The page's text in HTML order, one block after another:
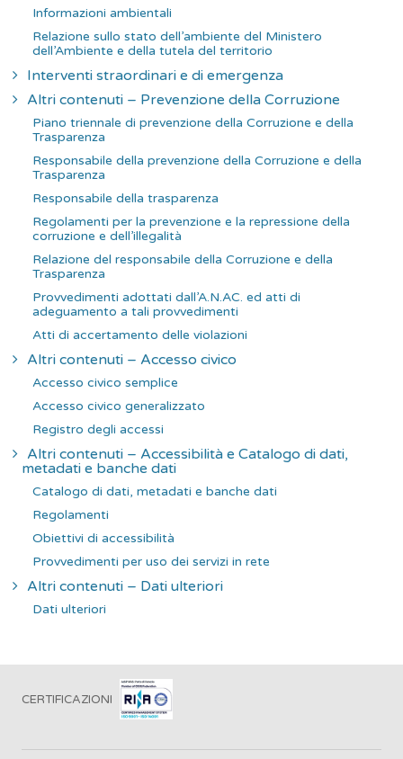
Informazioni ambientali
Relazione sullo stato dell’ambiente del Ministero
dell’Ambiente e della tutela del territorio
Interventi straordinari e di emergenza
Altri contenuti – Prevenzione della Corruzione
Piano triennale di prevenzione della Corruzione e della
Trasparenza
Responsabile della prevenzione della Corruzione e della
Trasparenza
Responsabile della trasparenza
Regolamenti per la prevenzione e la repressione della
corruzione e dell’illegalità
Relazione del responsabile della Corruzione e della
Trasparenza
Provvedimenti adottati dall’A.N.AC. ed atti di
adeguamento a tali provvedimenti
Atti di accertamento delle violazioni
Altri contenuti – Accesso civico
Accesso civico semplice
Accesso civico generalizzato
Registro degli accessi
Altri contenuti – Accessibilità e Catalogo di dati,
metadati e banche dati
Catalogo di dati, metadati e banche dati
Regolamenti
Obiettivi di accessibilità
Provvedimenti per uso dei servizi in rete
Altri contenuti – Dati ulteriori
Dati ulteriori
CERTIFICAZIONI